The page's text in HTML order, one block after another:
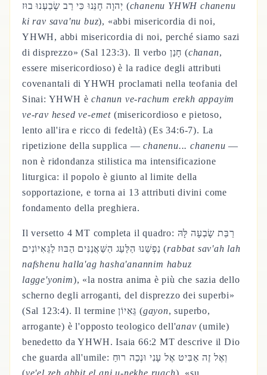
יְהוָה חָנֵּנוּ כִּי רַב שָׂבַעְנוּ בוּז (chanenu YHWH chanenu
ki rav sava'nu buz), «abbi misericordia di noi,
YHWH, abbi misericordia di noi, perché siamo sazi
di disprezzo» (Sal 123:3). Il verbo חָנַן (chanan,
essere misericordioso) è la radice degli attributi
covenantali di YHWH proclamati nella teofania del
Sinai: YHWH èchanun ve-rachum erekh appayim
ve-rav hesed ve-emet (misericordioso e pietoso,
lento all'ira e ricco di fedeltà) (Es 34:6-7). La
ripetizione della supplica —chanenu... chanenu —
non è ridondanza stilistica ma intensificazione
liturgica: il popolo è giunto al limite della
sopportazione, e torna ai 13 attributi divini come
fondamento della preghiera.
Il versetto 4 MT completa il quadro: רַבַּת שָׂבְעָה לָּהּ
נַפְשֵׁנוּ הַלַּעַג הַשַּׁאֲנַנִּים הַבּוּז לַגֵּאִיוֹנִים (rabbat sav'ah lah
nafshenu halla'ag hasha'anannim habuz
lagge'yonim), «la nostra anima è più che sazia dello
scherno degli arroganti, del disprezzo dei superbi»
(Sal 123:4). Il termine גֵּאִיוֹן (gayon, superbo,
arrogante) è l'opposto teologico dell'anav (umile)
benedetto da YHWH. Isaia 66:2 MT descrive il Dio
che guarda all'umile: וְאֶל זֶה אַבִּיט אֶל עָנִי וּנְכֵה רוּחַ
(ve'el zeh abbit el ani u-nekhe ruach), «su